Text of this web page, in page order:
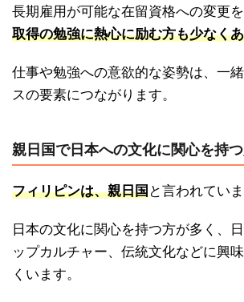
長期雇用が可能な在留資格への変更を
取得の勉強に熱心に励む方も少なく
仕事や勉強への意欲的な姿勢は、一
スの要素につながります。
親日国で日本への文化に関心を持
フィリピンは、親日国と言われていま
日本の文化に関心を持つ方が多く、
ップカルチャー、伝統文化などに興
くいます。